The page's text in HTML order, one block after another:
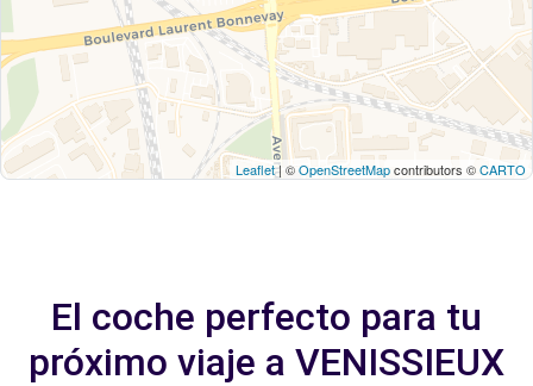
Leaflet| ©OpenStreetMapcontributors ©CARTO
El coche perfecto para tu
próximo viaje a VENISSIEUX